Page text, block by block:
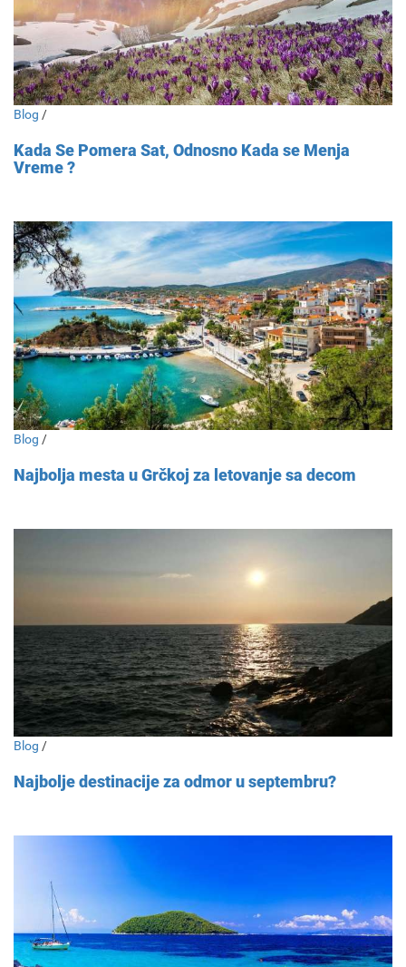
Blog /
Kada Se Pomera Sat, Odnosno Kada se Menja
Vreme ?
Blog /
Najbolja mesta u Grčkoj za letovanje sa decom
Blog /
Najbolje destinacije za odmor u septembru?